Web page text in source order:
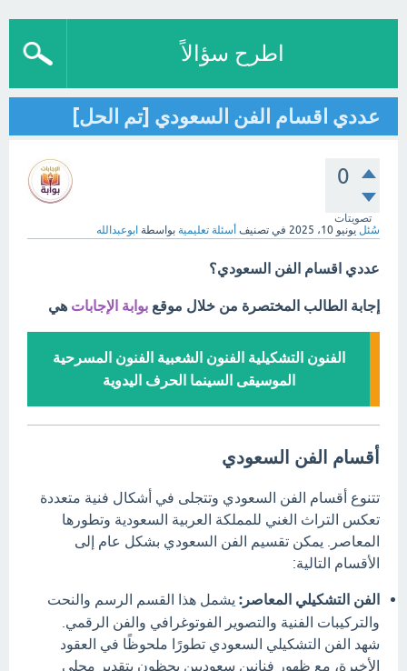
اطرح سؤالاً
عددي اقسام الفن السعودي [تم الحل]
0
تصويتات
سُئل يونيو 10، 2025 في تصنيف أسئلة تعليمية بواسطة ابوعبدالله
عددي اقسام الفن السعودي؟
إجابة الطالب المختصرة من خلال موقع بوابة الإجابات هي
الفنون التشكيلية الفنون الشعبية الفنون المسرحية
الموسيقى السينما الحرف اليدوية
أقسام الفن السعودي
تتنوع أقسام الفن السعودي وتتجلى في أشكال فنية متعددة
تعكس التراث الغني للمملكة العربية السعودية وتطورها
المعاصر.
يمكن تقسيم الفن السعودي بشكل عام إلى
الأقسام التالية:
الفن التشكيلي المعاصر: يشمل هذا القسم الرسم والنحت
والتركيبات الفنية والتصوير الفوتوغرافي والفن الرقمي.
شهد الفن التشكيلي السعودي تطورًا ملحوظًا في العقود
الأخيرة، مع ظهور فنانين سعوديين يحظون بتقدير محلي